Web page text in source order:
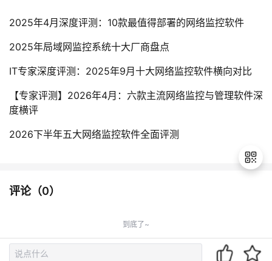
2025年4月深度评测：10款最值得部署的网络监控软件
‌2025年局域网监控系统十大厂商盘点
IT专家深度评测：2025年9月十大网络监控软件横向对比
【专家评测】2026年4月：六款主流网络监控与管理软件深
度横评
2026下半年五大网络监控软件全面评测
评论（0）
到底了~